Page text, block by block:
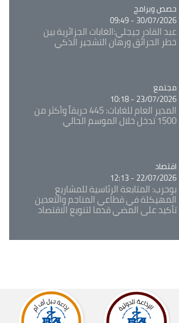
Catégorie
حصص وبرامج
30/07/2026 - 09:49
عبد القادر جيجلي:الغابات الجزائرية بين
خطر الحرائق ورهان التشجير الذكي
Catégorie
مجتمع
23/07/2026 - 10:18
المدير العام للغابات: 445 حريقاً وأكثر من
1500 تدخل خلال الموسم الحالي
Catégorie
اقتصاد
22/07/2026 - 12:13
بوحرب: المتابعة الرئاسية للمشاريع
المهيكلة في قطاعي المناجم والتعدين
تأكيد على المضي قدما لتنويع الاقتصاد